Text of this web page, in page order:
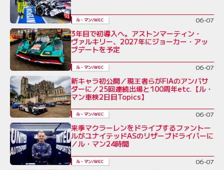
ル・マン/WEC 06-07
3年目で初導入へ。アストンマーティン・
ヴァルキリー、2027年にジョーカー・アッ
プデートを予定
ル・マン/WEC 06-07
新キャラ初公開／現王者らがFIAのアンバサ
ダーに／25回連続出場と100周年etc.【ル・
マン車検2日目Topics】
ル・マン/WEC 06-07
来季マクラーレンをドライブするファントー
ルがユナイテッドASのリザーブドライバーに
／ル・マン24時間
ル・マン/WEC 06-07